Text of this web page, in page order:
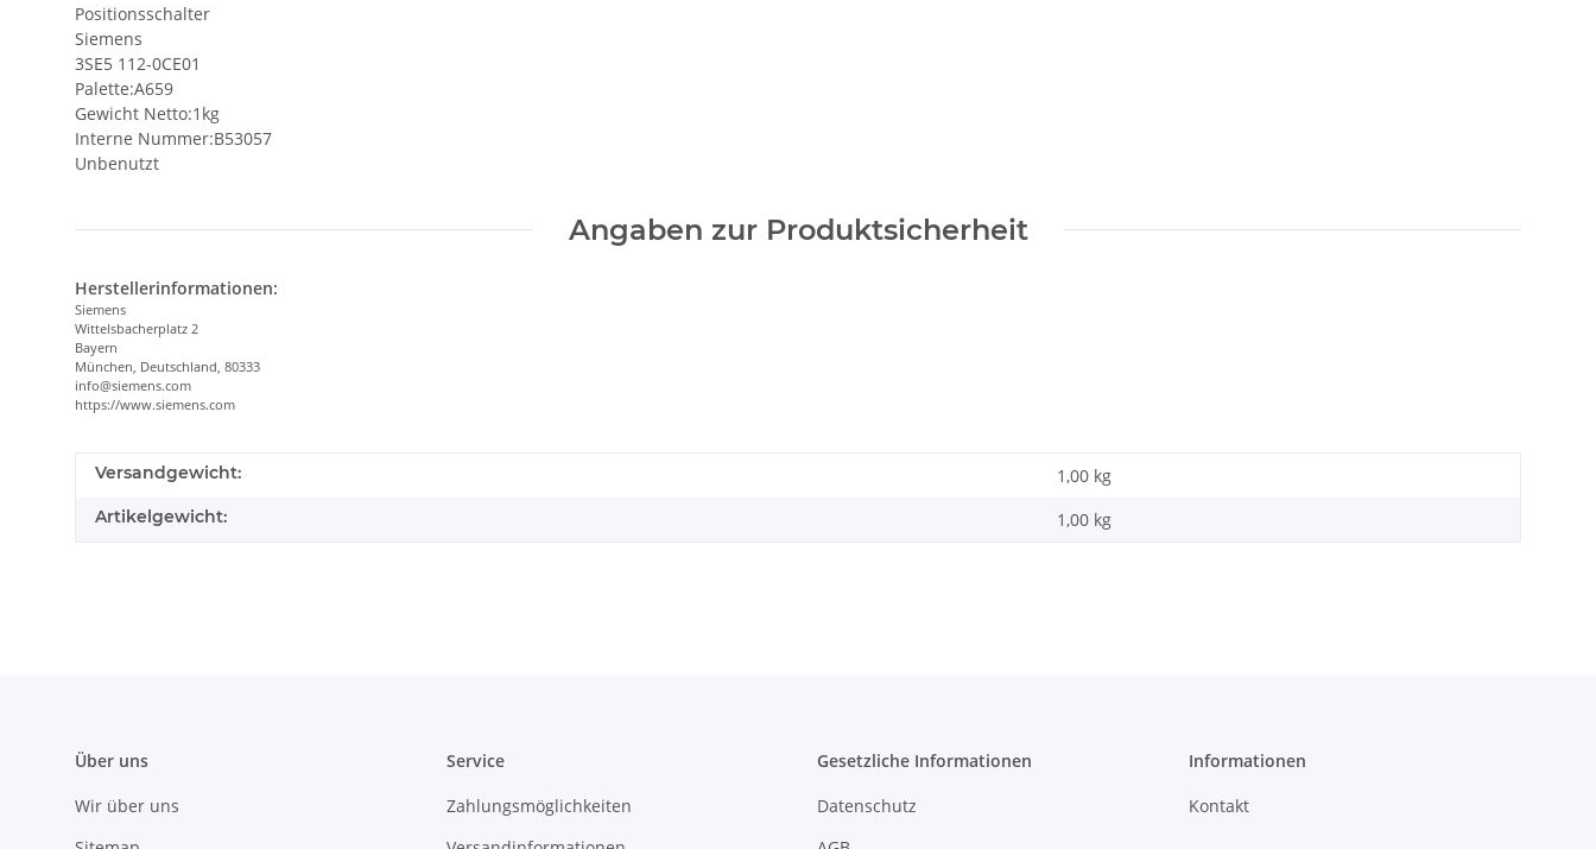
Positionsschalter
Siemens
3SE5 112-0CE01
Palette:A659
Gewicht Netto:1kg
Interne Nummer:B53057
Unbenutzt
Angaben zur Produktsicherheit
Herstellerinformationen:
Siemens
Wittelsbacherplatz 2
Bayern
München, Deutschland, 80333
info@siemens.com
https://www.siemens.com
Versandgewicht: 1,00 kg
Artikelgewicht: 1,00 kg
Über uns
Wir über uns
Service
Zahlungsmöglichkeiten
Gesetzliche Informationen
Datenschutz
Informationen
Kontakt